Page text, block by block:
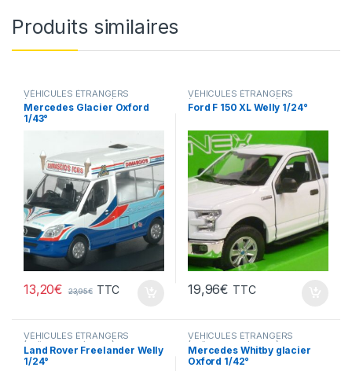
Produits similaires
VÉHICULES ÉTRANGERS
(voitures,camions ...)
Mercedes Glacier Oxford
1/43°
13,20€ 23,95€ TTC
VÉHICULES ÉTRANGERS
(voitures,camions ...)
Ford F 150 XL Welly 1/24°
19,96€ TTC
VÉHICULES ÉTRANGERS
(voitures,camions ...)
Land Rover Freelander Welly
1/24°
VÉHICULES ÉTRANGERS
(voitures,camions ...)
Mercedes Whitby glacier
Oxford 1/42°